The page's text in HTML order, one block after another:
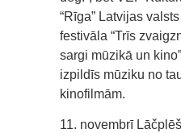
“Rīga” Latvijas
festivāla “Trīs
sargi mūzikā un
izpildīs mūziku no
kinofilmām.
11. novembrī